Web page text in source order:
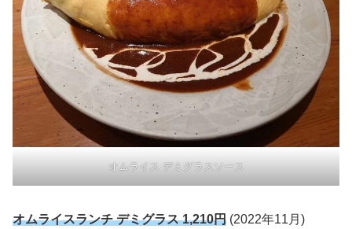
オムライス デミグラスソース
オムライスランチ デミグラス 1,210円 (2022年11月)